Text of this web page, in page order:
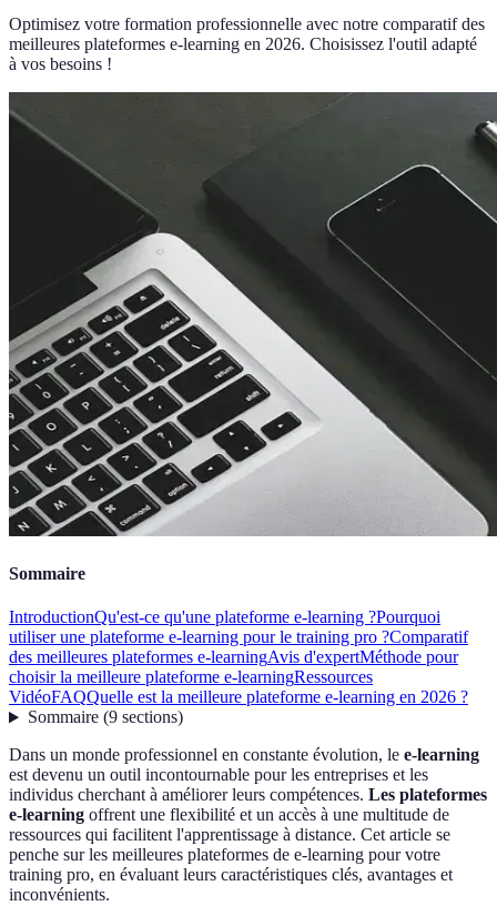
Optimisez votre formation professionnelle avec notre comparatif des
meilleures plateformes e-learning en 2026. Choisissez l'outil adapté
à vos besoins !
Sommaire
IntroductionQu'est-ce qu'une plateforme e-learning ?Pourquoi
utiliser une plateforme e-learning pour le training pro ?Comparatif
des meilleures plateformes e-learningAvis d'expertMéthode pour
choisir la meilleure plateforme e-learningRessources
VidéoFAQQuelle est la meilleure plateforme e-learning en 2026 ?
Sommaire(9 sections)
Dans un monde professionnel en constante évolution, le e-learning
est devenu un outil incontournable pour les entreprises et les
individus cherchant à améliorer leurs compétences. Les plateformes
e-learning offrent une flexibilité et un accès à une multitude de
ressources qui facilitent l'apprentissage à distance. Cet article se
penche sur les meilleures plateformes de e-learning pour votre
training pro, en évaluant leurs caractéristiques clés, avantages et
inconvénients.